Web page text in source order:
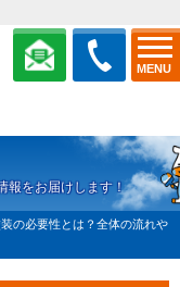
MENU
報をお届けします！
装の必要性とは？全体の流れや